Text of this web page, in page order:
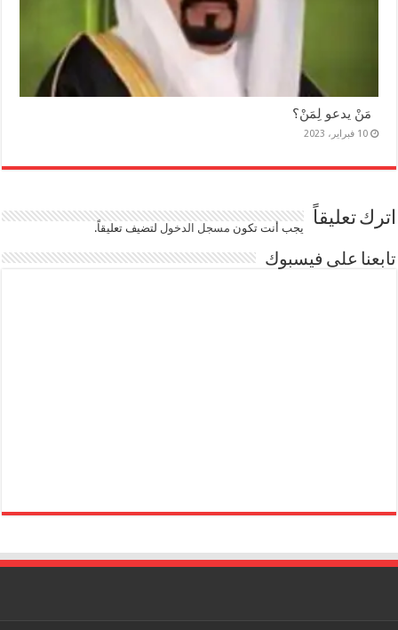
مَنْ يدعو لِمَنْ؟
10 فبراير، 2023
اترك تعليقاً يجب أنت تكون مسجل الدخوللتضيف تعليقاً.
تابعنا على فيسبوك